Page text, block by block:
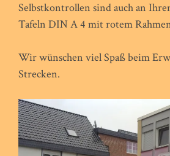
Selbstkontrollen sind auch an
Tafeln DIN A 4 mit rotem
Wir wünschen viel Spaß beim
Strecken.